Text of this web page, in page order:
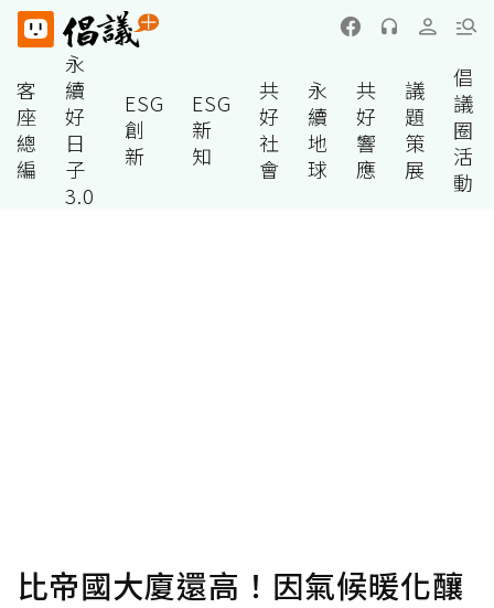
客
座
總
編
永
續
好
日
子
3.0
ESG
創
新
ESG
新
知
共
好
社
會
永
續
地
球
共
好
響
應
議
題
策
展
倡
議
圈
活
動
比帝國大廈還高！因氣候暖化釀